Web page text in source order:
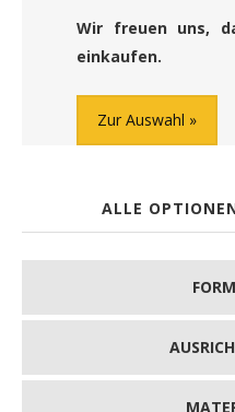
Wir freuen uns,
einkaufen.
Zur Auswahl
ALLE